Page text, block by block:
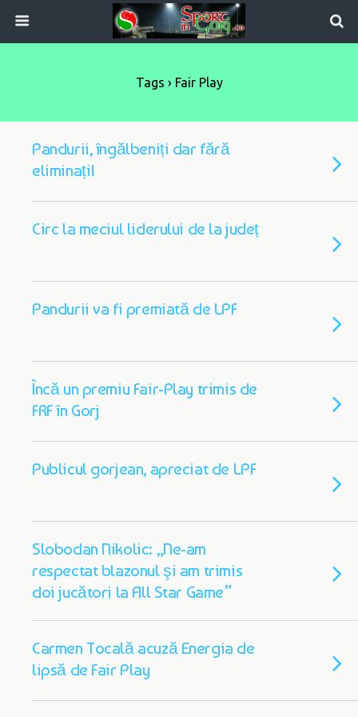
Tags › Fair Play
Pandurii, îngălbeniți dar fără
eliminați!
Circ la meciul liderului de la județ
Pandurii va fi premiată de LPF
Încă un premiu Fair-Play trimis de
FRF în Gorj
Publicul gorjean, apreciat de LPF
Slobodan Nikolic: „Ne-am
respectat blazonul şi am trimis
doi jucători la All Star Game”
Carmen Tocală acuză Energia de
lipsă de Fair Play